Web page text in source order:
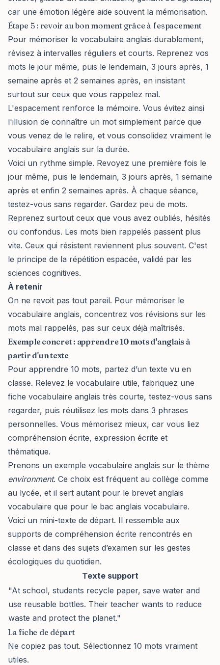
car une émotion légère aide souvent la mémorisation.
Étape 5 : revoir au bon moment grâce à l'espacement
Pour mémoriser le vocabulaire anglais durablement,
révisez à intervalles réguliers et courts. Reprenez vos
mots le jour même, puis le lendemain, 3 jours après, 1
semaine après et 2 semaines après, en insistant
surtout sur ceux que vous rappelez mal.
L'espacement renforce la mémoire. Vous évitez ainsi
l'illusion de connaître un mot simplement parce que
vous venez de le relire, et vous consolidez vraiment le
vocabulaire anglais sur la durée.
Voici un rythme simple. Revoyez une première fois le
jour même, puis le lendemain, 3 jours après, 1 semaine
après et enfin 2 semaines après. À chaque séance,
testez-vous sans regarder. Gardez peu de mots.
Reprenez surtout ceux que vous avez oubliés, hésités
ou confondus. Les mots bien rappelés passent plus
vite. Ceux qui résistent reviennent plus souvent. C'est
le principe de la répétition espacée, validé par les
sciences cognitives.
À retenir
On ne revoit pas tout pareil. Pour mémoriser le
vocabulaire anglais, concentrez vos révisions sur les
mots mal rappelés, pas sur ceux déjà maîtrisés.
Exemple concret : apprendre 10 mots d'anglais à
partir d'un texte
Pour apprendre 10 mots, partez d’un texte vu en
classe. Relevez le vocabulaire utile, fabriquez une
fiche vocabulaire anglais très courte, testez-vous sans
regarder, puis réutilisez les mots dans 3 phrases
personnelles. Vous mémorisez mieux, car vous liez
compréhension écrite, expression écrite et
thématique.
Prenons un exemple vocabulaire anglais sur le thème
environment. Ce choix est fréquent au collège comme
au lycée, et il sert autant pour le brevet anglais
vocabulaire que pour le bac anglais vocabulaire.
Voici un mini-texte de départ. Il ressemble aux
supports de compréhension écrite rencontrés en
classe et dans des sujets d’examen sur les gestes
écologiques du quotidien.
Texte support
"At school, students recycle paper, save water and
use reusable bottles. Their teacher wants to reduce
waste and protect the planet."
La fiche de départ
Ne copiez pas tout. Sélectionnez 10 mots vraiment
utiles.